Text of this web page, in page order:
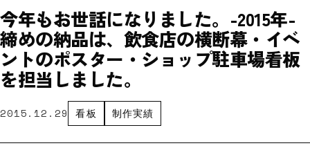
今年もお世話になりました。-2015年-
締めの納品は、飲食店の横断幕・イベ
ントのポスター・ショップ駐車場看板
を担当しました。
2015.12.29 看板 制作実績